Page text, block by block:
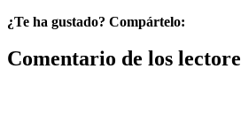
¿Te ha gustado? Compártelo:
Comentario de los